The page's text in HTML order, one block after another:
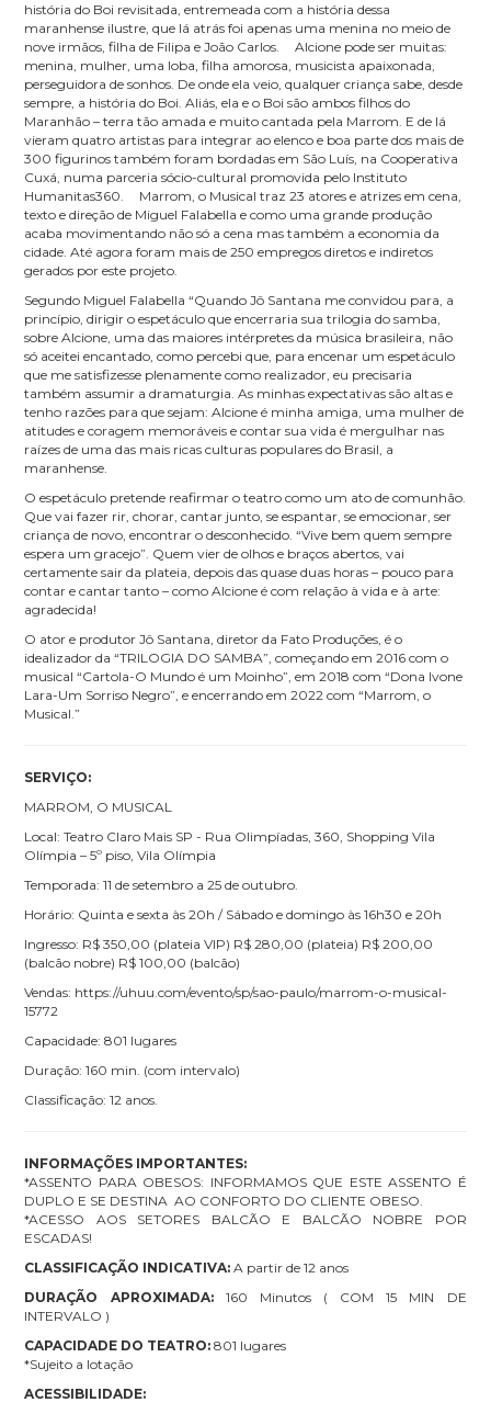
história do Boi revisitada, entremeada com a história dessa
maranhense ilustre, que lá atrás foi apenas uma menina no meio de
nove irmãos, filha de Filipa e João Carlos. Alcione pode ser muitas:
menina, mulher, uma loba, filha amorosa, musicista apaixonada,
perseguidora de sonhos. De onde ela veio, qualquer criança sabe, desde
sempre, a história do Boi. Aliás, ela e o Boi são ambos filhos do
Maranhão – terra tão amada e muito cantada pela Marrom. E de lá
vieram quatro artistas para integrar ao elenco e boa parte dos mais de
300 figurinos também foram bordadas em São Luís, na Cooperativa
Cuxá, numa parceria sócio-cultural promovida pelo Instituto
Humanitas360. Marrom, o Musical traz 23 atores e atrizes em cena,
texto e direção de Miguel Falabella e como uma grande produção
acaba movimentando não só a cena mas também a economia da
cidade. Até agora foram mais de 250 empregos diretos e indiretos
gerados por este projeto.
Segundo Miguel Falabella “Quando Jô Santana me convidou para, a
princípio, dirigir o espetáculo que encerraria sua trilogia do samba,
sobre Alcione, uma das maiores intérpretes da música brasileira, não
só aceitei encantado, como percebi que, para encenar um espetáculo
que me satisfizesse plenamente como realizador, eu precisaria
também assumir a dramaturgia. As minhas expectativas são altas e
tenho razões para que sejam: Alcione é minha amiga, uma mulher de
atitudes e coragem memoráveis e contar sua vida é mergulhar nas
raízes de uma das mais ricas culturas populares do Brasil, a
maranhense.
O espetáculo pretende reafirmar o teatro como um ato de comunhão.
Que vai fazer rir, chorar, cantar junto, se espantar, se emocionar, ser
criança de novo, encontrar o desconhecido. “Vive bem quem sempre
espera um gracejo”. Quem vier de olhos e braços abertos, vai
certamente sair da plateia, depois das quase duas horas – pouco para
contar e cantar tanto – como Alcione é com relação à vida e à arte:
agradecida!
O ator e produtor Jô Santana, diretor da Fato Produções, é o
idealizador da “TRILOGIA DO SAMBA”, começando em 2016 com o
musical “Cartola-O Mundo é um Moinho”, em 2018 com “Dona Ivone
Lara-Um Sorriso Negro”, e encerrando em 2022 com “Marrom, o
Musical.”
SERVIÇO:
MARROM, O MUSICAL
Local: Teatro Claro Mais SP - Rua Olimpíadas, 360, Shopping Vila
Olímpia – 5º piso, Vila Olímpia
Temporada: 11 de setembro a 25 de outubro.
Horário: Quinta e sexta às 20h / Sábado e domingo às 16h30 e 20h
Ingresso: R$ 350,00 (plateia VIP) R$ 280,00 (plateia) R$ 200,00
(balcão nobre) R$ 100,00 (balcão)
Vendas: https://uhuu.com/evento/sp/sao-paulo/marrom-o-musical-
15772
Capacidade: 801 lugares
Duração: 160 min. (com intervalo)
Classificação: 12 anos.
INFORMAÇÕES IMPORTANTES:
*ASSENTO PARA OBESOS: INFORMAMOS QUE ESTE ASSENTO É
DUPLO E SE DESTINA AO CONFORTO DO CLIENTE OBESO.
*ACESSO AOS SETORES BALCÃO E BALCÃO NOBRE POR
ESCADAS!
CLASSIFICAÇÃO INDICATIVA:A partir de 12 anos
DURAÇÃO APROXIMADA:160 Minutos ( COM 15 MIN DE
INTERVALO )
CAPACIDADE DO TEATRO: 801 lugares
*Sujeito a lotação
ACESSIBILIDADE: